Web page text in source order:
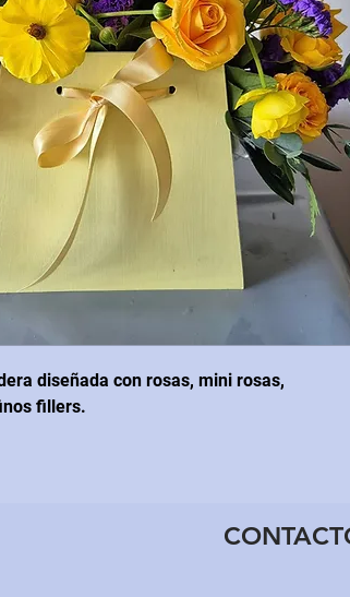
diseñada con rosas, mini rosas,
fillers.